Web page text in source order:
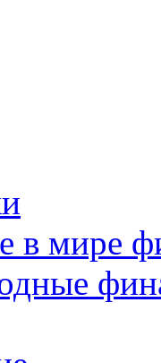
в мире